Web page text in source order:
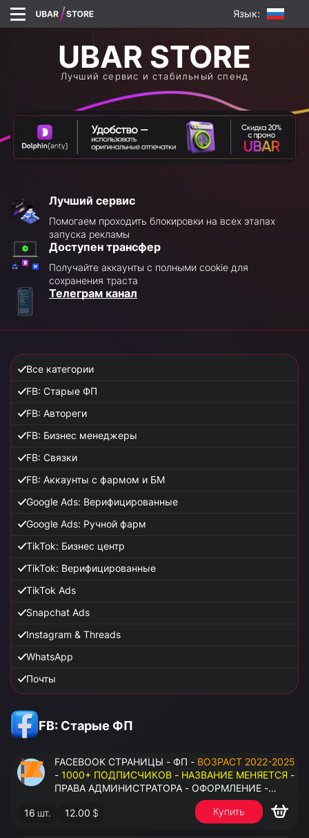
Язык:
Лучший сервис и стабильный спенд
Лучший сервис
Помогаем проходить блокировки на всех этапах
запуска рекламы
Доступен трансфер
Получайте аккаунты с полными cookie для
сохранения траста
Телеграм канал
Все категории
FB: Старые ФП
FB: Автореги
FB: Бизнес менеджеры
FB: Связки
FB: Аккаунты с фармом и БМ
Google Ads: Верифицированные
Google Ads: Ручной фарм
TikTok: Бизнес центр
TikTok: Верифицированные
TikTok Ads
Snapchat Ads
Instagram & Threads
WhatsApp
Почты
FB: Старые ФП
FACEBOOK СТРАНИЦЫ - ФП - ВОЗРАСТ 2022-2025
- 1000+ ПОДПИСЧИКОВ - НАЗВАНИЕ МЕНЯЕТСЯ -
ПРАВА АДМИНИСТРАТОРА - ОФОРМЛЕНИЕ -
ЗАПОЛНЕННАЯ ИНФОРМАЦИЯ - ПОД ВСЕ ГЕО
16 шт. 12.00 $ Купить